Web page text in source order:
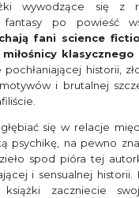
wywodzące się z
po powieść
fani science
pochłaniającej historii,
i brutalnej
się w relacje
psychikę, na pewno
spod pióra tej
i sensualnej historii.
zaczniecie